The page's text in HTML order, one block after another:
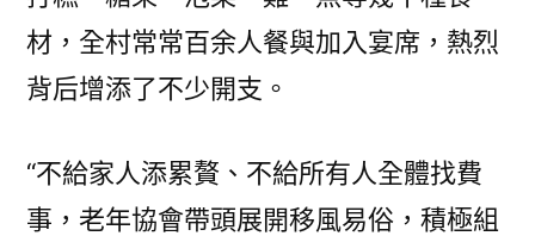
材，全村常常百余人餐與加入宴席，熱烈
背后增添了不少開支。
“不給家人添累贅、不給所有人全體找費
事，老年協會帶頭展開移風易俗，積極組